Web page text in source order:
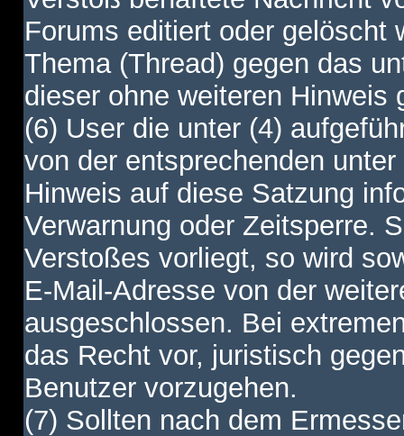
Forums editiert oder gelöscht
Thema (Thread) gegen das
dieser ohne weiteren Hinweis
(6) User die unter (4)
von der entsprechenden
Hinweis auf diese Satzung
Verwarnung oder Zeitsperre.
Verstoßes vorliegt, so wird
E-Mail-Adresse von der
ausgeschlossen. Bei
das Recht vor, juristisch
Benutzer vorzugehen.
(7) Sollten nach dem